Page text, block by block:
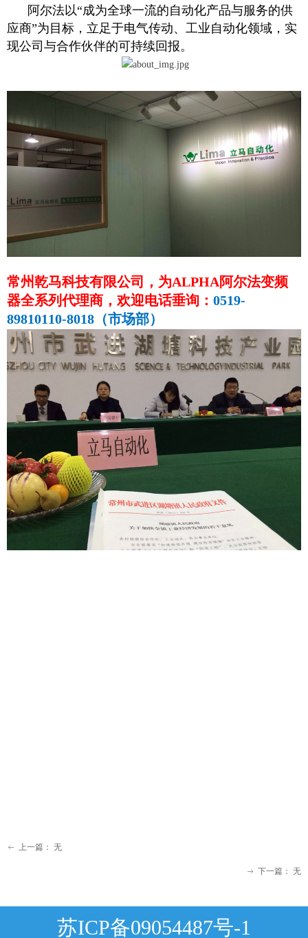
阿尔法以“成为全球一流的自动化产品与服务的供
应商”为目标，立足于电气传动、工业自动化领域，实
现公司与合作伙伴的可持续回报。
常州乾马科技有限公司，为ALPHA阿尔法变频
器全系列代理商，欢迎电话垂询： 0519-
89810110-8018（市场部）
ꂃ 上一篇： 无
ꁹ 下一篇： 无
苏ICP备09054487号-1